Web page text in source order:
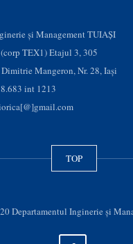
și Management TUIAȘI
TEX1) Etajul 3, 305
Mangeron, Nr. 28, Iaşi
int 1213
TOP
Departamentul Inginerie şi